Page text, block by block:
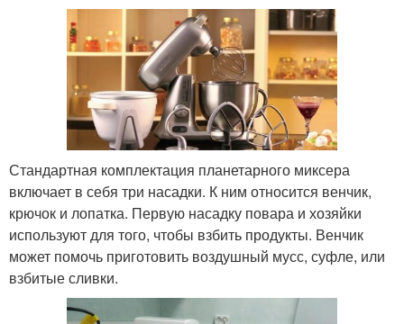
Стандартная комплектация планетарного миксера
включает в себя три насадки. К ним относится венчик,
крючок и лопатка. Первую насадку повара и хозяйки
используют для того, чтобы взбить продукты. Венчик
может помочь приготовить воздушный мусс, суфле, или
взбитые сливки.